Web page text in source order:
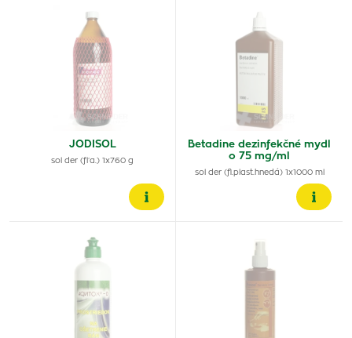
JODISOL
sol der (fľa.) 1x760 g
Betadine dezinfekčné mydl
o 75 mg/ml
sol der (fl.plast.hnedá) 1x1000 ml